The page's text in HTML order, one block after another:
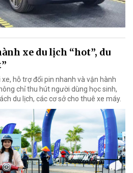
xe du lịch “hot”, du
hỗ trợ đổi pin nhanh và vận hành
chỉ thu hút người dùng học sinh,
du lịch, các cơ sở cho thuê xe máy.